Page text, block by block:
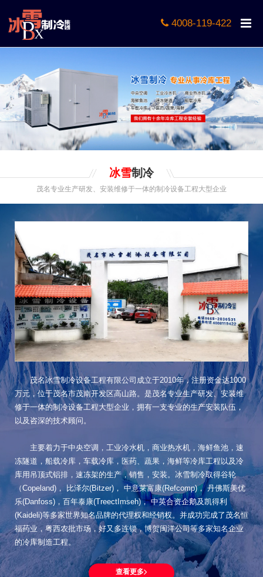
4008-119-422
冰雪制冷
茂名专业生产研发、安装维修于一体的制冷设备工程大型企业
茂名冰雪制冷设备工程有限公司成立于2010年，注册资金达1000
万元，位于茂名市茂南开发区高山路。是茂名专业生产研发、安装维
修于一体的制冷设备工程大型企业，拥有一支专业的生产安装队伍，
以及咨深的技术顾问。
主要着力于中央空调，工业冷水机，商业热水机，海鲜鱼池，速
冻隧道，船载冷库，车载冷库，医药、蔬果，海鲜等冷库工程以及冷
库用吊顶式铝排，速冻架的生产，销售，安装。冰雪制冷取得谷轮
（Copeland)， 比泽尔(Bitzer)， 中意莱富康(Refcomp)， 丹佛斯美优
乐(Danfoss)，百年泰康(TreectImseh)， 中英合资企鹅及凯得利
(Kaideli)等多家世界知名品牌的代理权和经销权。并成功完成了茂名恒
福药业，粤西农批市场，好又多连锁，博贺闽洋公司等多家知名企业
的冷库制造工程。
查看更多